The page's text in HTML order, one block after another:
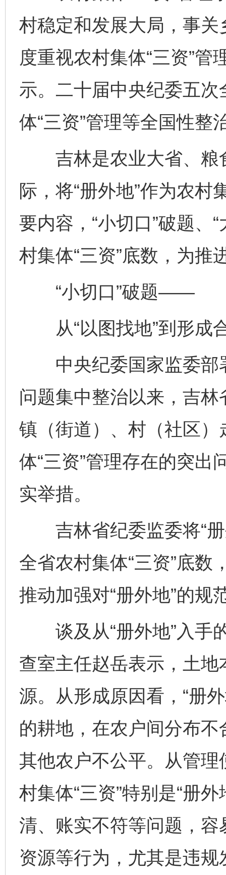
村稳定和发展大局，事
度重视农村集体“三资”
示。二十届中央纪委五
体“三资”管理等全国性整
吉林是农业大省、粮
际，将“册外地”作为农村
要内容，“小切口”破题、
村集体“三资”底数，为推
“小切口”破题——
从“以图找地”到形成合
中央纪委国家监委部
问题集中整治以来，吉
镇（街道）、村（社区
体“三资”管理存在的突出
实举措。
吉林省纪委监委将“册
全省农村集体“三资”底
推动加强对“册外地”的规
谈及从“册外地”入手
查室主任赵岳表示，土
源。从形成原因看，“册
的耕地，在农户间分布
其他农户不公平。从管
村集体“三资”特别是“册
清、账实不符等问题，
资源等行为，尤其是违